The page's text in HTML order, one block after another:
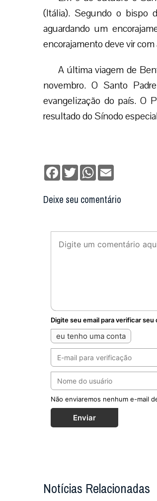
(Itália). Segundo o bispo
aguardando um
encorajamento deve vir
A última viagem de
novembro. O Santo
evangelização do país. O
resultado do Sínodo
Facebook
TwitterWhatsApp
Deixe seu comentário
Digite seu email para verificar seu
eu tenho uma conta
Não enviaremos nenhum e-mail
Enviar
Notícias Relacionadas